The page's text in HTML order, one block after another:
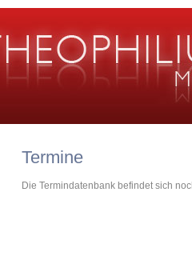
Termine
Die Termindatenbank befindet sich